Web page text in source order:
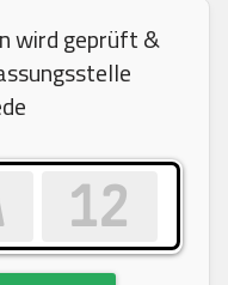
wird geprüft &